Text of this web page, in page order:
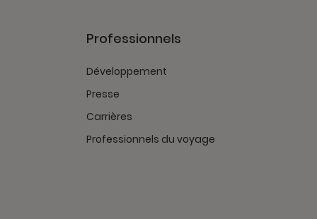
Professionnels
Développement
Presse
Carrières
Professionnels du voyage